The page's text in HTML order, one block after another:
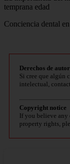
temprana edad
Conciencia dental
Derechos de autor
Si cree que algún
intelectual,
Copyright notice
If you believe
property rights,